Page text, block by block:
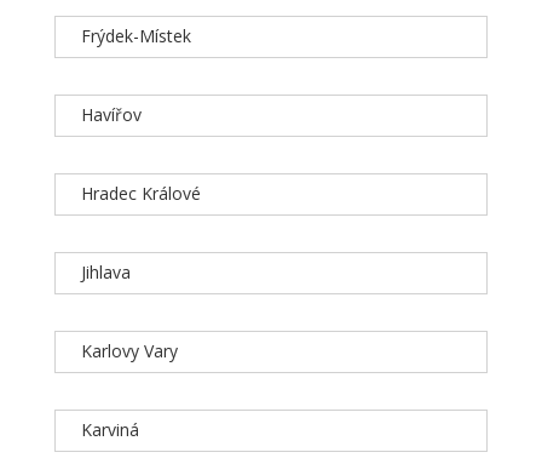
Frýdek-Místek
Havířov
Hradec Králové
Jihlava
Karlovy Vary
Karviná